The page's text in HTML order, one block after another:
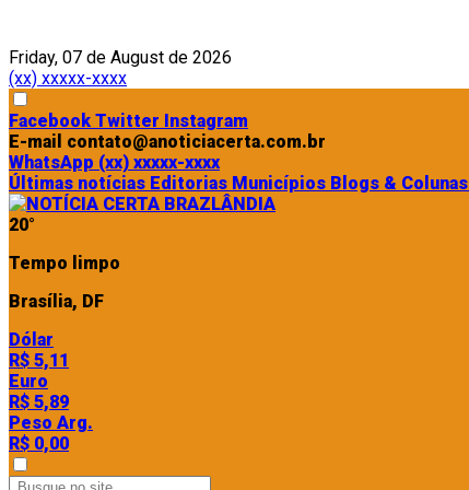
Friday, 07 de August de 2026
(xx) xxxxx-xxxx
Facebook Twitter Instagram
E-mail contato@anoticiacerta.com.br
WhatsApp (xx) xxxxx-xxxx
Últimas notícias Editorias Municípios Blogs & Colunas
20°
Tempo limpo
Brasília, DF
Dólar
R$ 5,11
Euro
R$ 5,89
Peso Arg.
R$ 0,00